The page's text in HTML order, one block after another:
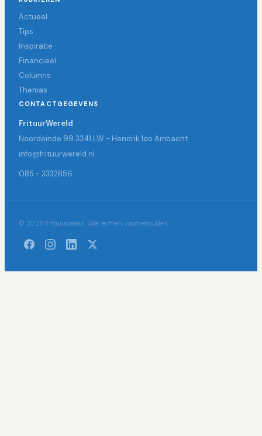
Actueel
Tips
Inspiratie
Financieel
Columns
Themas
CONTACTGEGEVENS
FrituurWereld
Noordeinde 99 3341 LW - Hendrik Ido Ambacht
info@frituurwereld.nl
085 - 3332856
© 2026 Frituurwereld. Alle rechten voorbehouden.